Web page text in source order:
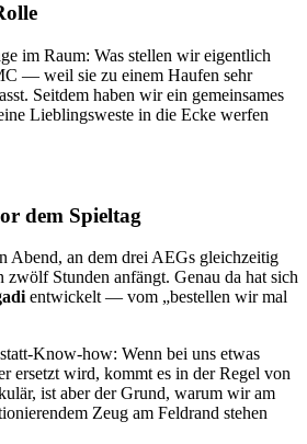
im Raum: Was stellen wir eigentlich
— weil sie zu einem Haufen sehr
Seitdem haben wir ein gemeinsames
Lieblingsweste in die Ecke werfen
dem Spieltag
Abend, an dem drei AEGs gleichzeitig
zwölf Stunden anfängt. Genau da hat sich
entwickelt — vom „bestellen wir mal
Know-how: Wenn bei uns etwas
ersetzt wird, kommt es in der Regel von
ist aber der Grund, warum wir am
Zeug am Feldrand stehen